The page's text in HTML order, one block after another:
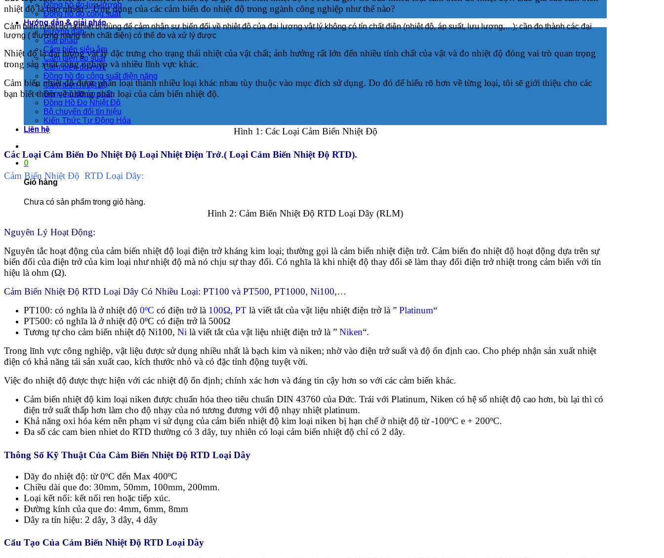
Đồng hồ đo lưu lượng
Đồng hồ đo công suất
Hướng dẫn & giải pháp
Hướng dẫn
Giải pháp
Cảm biến siêu âm
Cảm biến áp suất
Cảm biến đo mức
Đồng hồ đo công suất điện năng
Cảm biến nhiệt độ
Đồng hồ đo áp suất
Đồng Hồ Đo Nhiệt Độ
Bộ chuyển đổi tín hiệu
Kiến Thức Tự Động Hóa
Liên hệ
0
Giỏ hàng
Chưa có sản phẩm trong giỏ hàng.
nhiệt độ là bao nhiêu?. Ứng dụng của các cảm biến đo nhiệt độ trong ngành công nghiệp như thế nào?
Cảm biến nhiệt độ là thiết bị dùng để cảm nhận sự biến đổi về nhiệt độ của đại lượng vật lý không có tín chất điện (nhiệt độ, áp suất, lưu lượng,…); cần đo thành các đại
lượng ( thường mang tính chất điện) có thể đo và xử lý được
Nhiệt độ là đại lượng vật lý đặc trưng cho trạng thái nhiệt của vật chất; ảnh hưởng rất lớn đến nhiều tính chất của vật và đo nhiệt độ đóng vai trò quan trọng
trong sản xuất công nghiệp và nhiều lĩnh vực khác.
Cảm biến nhiệt độ được phân loại thành nhiều loại khác nhau tùy thuộc vào mục đích sử dụng. Do đó để hiểu rõ hơn về từng loại, tôi sẽ giới thiệu cho các
bạn biết thêm về những phân loại của cảm biến nhiệt độ.
Hình 1: Các Loại Cảm Biến Nhiệt Độ
Các Loại Cảm Biến Đo Nhiệt Độ Loại Nhiệt Điện Trở.( Loại Cảm Biến Nhiệt Độ RTD).
Cảm Biến Nhiệt Độ RTD Loại Dây:
Hình 2: Cảm Biến Nhiệt Độ RTD Loại Dây (RLM)
Nguyên Lý Hoạt Động:
Nguyên tắc hoạt động của cảm biến nhiệt độ loại điện trở kháng kim loại; thường gọi là cảm biến nhiệt điện trở. Cảm biến đo nhiệt độ hoạt động dựa trên sự
biến đổi của điện trở của kim loại như nhiệt độ mà nó chịu sự thay đổi. Có nghĩa là khi nhiệt độ thay đổi sẽ làm thay đổi điện trở nhiệt trong cảm biến với tín
hiệu là ohm (Ω).
Cảm Biến Nhiệt Độ RTD Loại Dây Có Nhiều Loại: PT100 và PT500, PT1000, Ni100,…
PT100: có nghĩa là ở nhiệt độ 0ºC có điện trở là 100Ω, PT là viết tắt của vật liệu nhiệt điện trở là ” Platinum“
PT500: có nghĩa là ở nhiệt độ 0ºC có điện trở là 500Ω
Tương tự cho cảm biến nhiệt độ Ni100, Ni là viết tắt của vật liệu nhiệt điện trở là ” Niken“.
Trong lĩnh vực công nghiệp, vật liệu được sử dụng nhiều nhất là bạch kim và niken; nhờ vào điện trở suất và độ ổn định cao. Cho phép nhận sản xuất nhiệt
điện có khả năng tái sản xuất cao, kích thước nhỏ và có đặc tính động tuyệt vời.
Việc đo nhiệt độ được thực hiện với các nhiệt độ ổn định; chính xác hơn và đáng tin cậy hơn so với các cảm biến khác.
Cảm biến nhiệt độ kim loại niken được chuẩn hóa theo tiêu chuẩn DIN 43760 của Đức. Trái với Platinum, Niken có hệ số nhiệt độ cao hơn, bù lại thì có
điện trở suất thấp hơn làm cho độ nhạy của nó tương đương với độ nhạy nhiệt platinum.
Khả năng oxi hóa kém nên phạm vi sử dụng của cảm biến nhiệt độ kim loại niken bị hạn chế ở nhiệt độ từ -100ºC e + 200ºC.
Đa số các cam bien nhiet do RTD thường có 3 dây, tuy nhiên có loại cảm biến nhiệt độ chỉ có 2 dây.
Thông Số Kỹ Thuật Của Cảm Biến Nhiệt Độ RTD Loại Dây
Dãy đo nhiệt độ: từ 0ºC đến Max 400ºC
Chiều dài que đo: 30mm, 50mm, 100mm, 200mm.
Loại kết nối: kết nối ren hoặc tiếp xúc.
Đường kính của que đo: 4mm, 6mm, 8mm
Dây ra tín hiệu: 2 dây, 3 dây, 4 dây
Cấu Tạo Của Cảm Biến Nhiệt Độ RTD Loại Dây